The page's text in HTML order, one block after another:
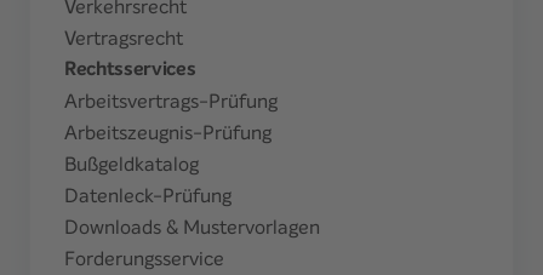
Verkehrsrecht
Vertragsrecht
Rechtsservices
Arbeitsvertrags-Prüfung
Arbeitszeugnis-Prüfung
Bußgeldkatalog
Datenleck-Prüfung
Downloads & Mustervorlagen
Forderungsservice